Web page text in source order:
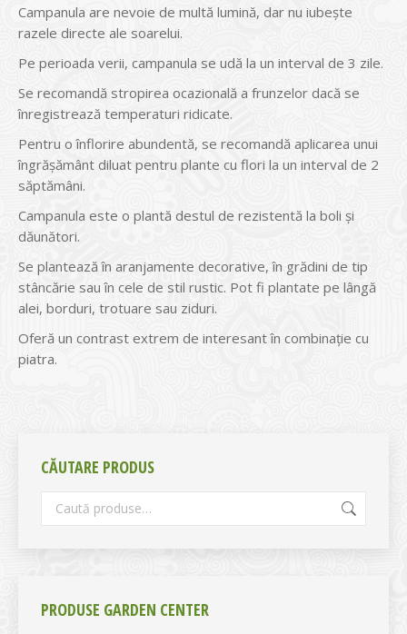
Campanula are nevoie de multă lumină, dar nu iubește
razele directe ale soarelui.
Pe perioada verii, campanula se udă la un interval de 3 zile.
Se recomandă stropirea ocazională a frunzelor dacă se
înregistrează temperaturi ridicate.
Pentru o înflorire abundentă, se recomandă aplicarea unui
îngrășământ diluat pentru plante cu flori la un interval de 2
săptămâni.
Campanula este o plantă destul de rezistentă la boli și
dăunători.
Se plantează în aranjamente decorative, în grădini de tip
stâncărie sau în cele de stil rustic. Pot fi plantate pe lângă
alei, borduri, trotuare sau ziduri.
Oferă un contrast extrem de interesant în combinație cu
piatra.
CĂUTARE PRODUS
PRODUSE GARDEN CENTER